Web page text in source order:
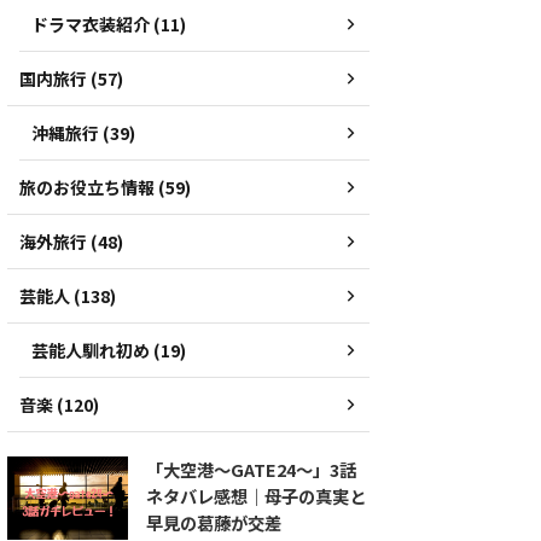
ドラマ衣装紹介 (11)
国内旅行 (57)
沖縄旅行 (39)
旅のお役立ち情報 (59)
海外旅行 (48)
芸能人 (138)
芸能人馴れ初め (19)
音楽 (120)
「大空港～GATE24～」3話
ネタバレ感想｜母子の真実と
早見の葛藤が交差